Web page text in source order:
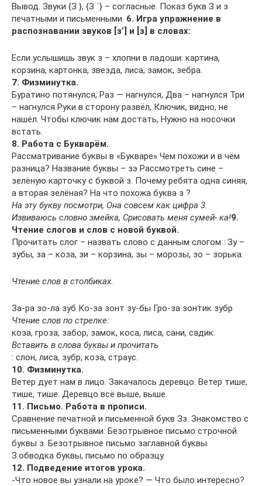
Вывод. Звуки {З }, {З ´} – согласные. Показ букв З и з
печатными и письменными. 6. Игра упражнение в
распознавании звуков [з’] и [з] в словах:
Если услышишь звук з – хлопни в ладоши: картина,
корзина, картонка, звезда, лиса, замок, зебра.
7. Физминутка.
Буратино потянулся, Раз — нагнулся, Два – нагнулся Три
– нагнулся Руки в сторону развёл, Ключик, видно, не
нашёл. Чтобы ключик нам достать, Нужно на носочки
встать.
8. Работа с Букварём.
Рассматривание буквы в «Букваре» Чем похожи и в чём
разница? Название буквы – зэ Рассмотреть сине –
зелёную карточку с буквой з. Почему ребята одна синяя,
а вторая зелёная? На что похожа буква з ?
На эту букву посмотри, Она совсем как цифра 3.
Извиваюсь словно змейка, Срисовать меня сумей- ка!9.
Чтение слогов и слов с новой буквой.
Прочитать слог – назвать слово с данным слогом : Зу –
зубы, за – коза, зи – корзина, зы – морозы, зо – зорька.
Чтение слов в столбиках.
За-ра зо-ла зуб Ко-за зонт зу-бы Гро-за зонтик зубр
Чтение слов по стрелке:
коза, гроза, забор, замок, коса, лиса, сани, садик.
Вставить в слова буквы и прочитать
: слон, лиса, зубр, коза, страус.
10. Физминутка.
Ветер дует нам в лицо. Закачалось деревцо. Ветер тише,
тише, тише. Деревцо всё выше, выше.
11. Письмо. Работа в прописи.
Сравнение печатной и письменной букв Зз. Знакомство с
письменными буквами: Безотрывное письмо строчной
буквы з. Безотрывное письмо заглавной буквы
З.обводка буквы, письмо по образцу.
12. Подведение итогов урока.
-Что новое вы узнали на уроке? — Что было интересно?